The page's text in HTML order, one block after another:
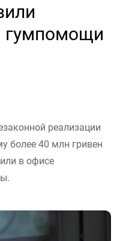
гумпомощи
реализации
более 40 млн гривен
в офисе